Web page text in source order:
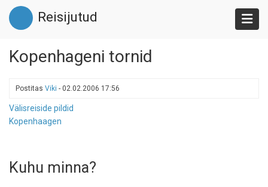
Liigu
edasi
põhisisu
Reisijutud
Kopenhageni tornid
Postitas Viki - 02.02.2006 17:56
Välisreiside pildid
Kopenhaagen
Kuhu minna?